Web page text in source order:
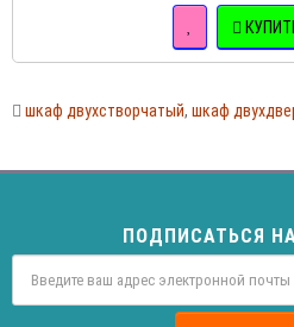
шкаф двухстворчатый, шкаф
ПОДПИСАТЬСЯ